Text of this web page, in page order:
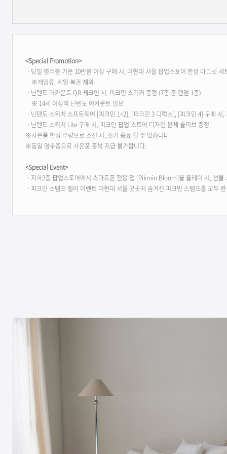
<Special Promotion>
ㆍ당일 영수증 기준 10만원 이상 구매 시, 더현대 서울 팝업스토어 한정 마그넷 세
※게임류, 제일 복권 제외
ㆍ닌텐도 어카운트 QR 체크인 시, 피크민 스티커 증정 (7종 중 랜덤 1종)
※ 14세 이상의 닌텐도 어카운트 필요
ㆍ닌텐도 스위치 소프트웨어 [피크민 1+2], [피크민 3 디럭스], [피크민 4] 구매
ㆍ닌텐도 스위치 Lite 구매 시, 피크민 팝업 스토어 디자인 본체 슬리브 증정
※사은품 한정 수량으로 소진 시, 조기 종료 될 수 있습니다.
※동일 영수증으로 사은품 중복 지급 불가합니다.
<Special Event>
ㆍ지하2층 팝업스토어에서 스마트폰 전용 앱 [Pikmin Bloom]을 플레이 시, 선
ㆍ피크민 스탬프 랠리 이벤트 더현대 서울 곳곳에 숨겨진 피크민 스탬프를 모두